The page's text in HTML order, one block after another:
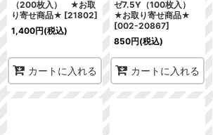
（200枚入） ★お取
り寄せ商品★ [21802]
1,400円(税込)
カートに入れる
ゼ7.5Y（100枚入）
★お取り寄せ商品★
[002-20867]
850円(税込)
カートに入れる